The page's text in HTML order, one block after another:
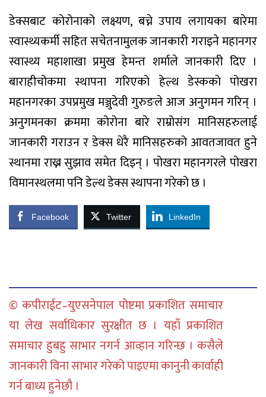
डेक्सबाट कोरोनाको लक्ष्यण, बच्ने उपाय लगायका बारेमा
स्वास्थ्यकर्मी सहित सचेतनामुलक जानकारी गराइने महानगर
स्वास्थ्य महाशाखा प्रमुख हेमन्त शर्माले जानकारी दिए ।
बाराहीचोकमा स्थापना गरिएको हेल्थ डेस्कको पोखरा
महानगरका उपप्रमुख मञ्जुदेवी गुरुङले आज अनुगमन गरिन् ।
अनुगमनका क्रममा कोरोना बारे राम्रोसंग मानिसहरुलाई
जानकारी गराउन र डेक्स धेरै मानिसहरुको आवतजावत हुने
स्थानमा राख्न सुझाव समेत दिइन् । पोखरा महानगरले पोखरा
विमानस्थलमा पनि डेल्थ डेक्स स्थापना गरेको छ ।
Facebook Twitter LinkedIn
© कपीराईट–युएसनेपाल पोष्टमा प्रकाशित समाचार
या लेख सर्वाधिकार सुरक्षीत छ । यहाँ प्रकाशित
समाचार हुबहु साभार नगर्न आव्हान गरिन्छ । कसैले
जानकारी विना साभार गरेको पाइएमा कानुनी कार्वाही
गर्न बाध्य हुनेछौ ।